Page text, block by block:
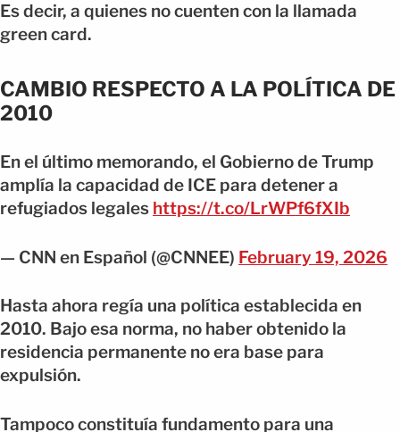
Es decir, a quienes no cuenten con la llamada
green card.
CAMBIO RESPECTO A LA POLÍTICA DE
2010
En el último memorando, el Gobierno de Trump
amplía la capacidad de ICE para detener a
refugiados legales https://t.co/LrWPf6fXIb
— CNN en Español (@CNNEE) February 19, 2026
Hasta ahora regía una política establecida en
2010. Bajo esa norma, no haber obtenido la
residencia permanente no era base para
expulsión.
Tampoco constituía fundamento para una